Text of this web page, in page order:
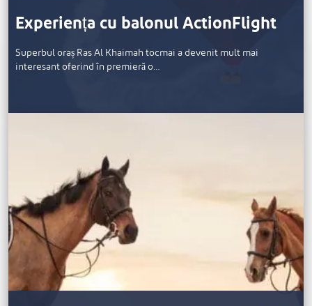
Experiența cu balonul ActionFlight
Superbul oraș Ras Al Khaimah tocmai a devenit mult mai
interesant oferind în premieră o…